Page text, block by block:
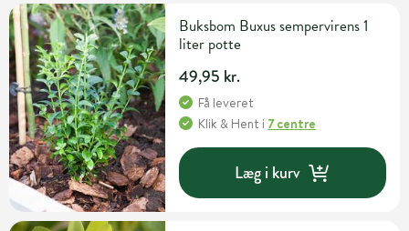
Buksbom Buxus sempervirens 1
liter potte
49,95 kr.
Få leveret
Klik & Hent i 7 centre
Læg i kurv